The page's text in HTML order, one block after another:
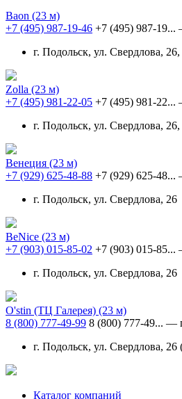
Baon (23 м)
+7 (495) 987-19-46 +7 (495) 987-19...
г. Подольск, ул. Свердлова,
Zolla (23 м)
+7 (495) 981-22-05 +7 (495) 981-22...
г. Подольск, ул. Свердлова,
Венеция (23 м)
+7 (929) 625-48-88 +7 (929) 625-48...
г. Подольск, ул. Свердлова, 26
BeNice (23 м)
+7 (903) 015-85-02 +7 (903) 015-85...
г. Подольск, ул. Свердлова, 26
O'stin (ТЦ Галерея) (23 м)
8 (800) 777-49-99 8 (800) 777-49... —
г. Подольск, ул. Свердлова,
Каталог компаний